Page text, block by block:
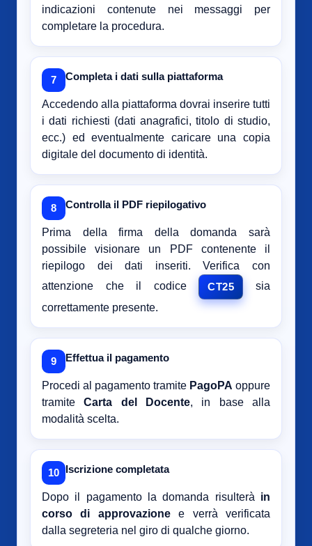
indicazioni contenute nei messaggi per
completare la procedura.
7 Completa i dati sulla piattaforma
Accedendo alla piattaforma dovrai inserire tutti
i dati richiesti (dati anagrafici, titolo di studio,
ecc.) ed eventualmente caricare una copia
digitale del documento di identità.
8 Controlla il PDF riepilogativo
Prima della firma della domanda sarà
possibile visionare un PDF contenente il
riepilogo dei dati inseriti. Verifica con
attenzione che il codice
CT25
sia
correttamente presente.
9 Effettua il pagamento
Procedi al pagamento tramite PagoPA oppure
tramiteCarta del Docente, in base alla
modalità scelta.
10 Iscrizione completata
Dopo il pagamento la domanda risulterà in
corso di approvazionee verrà verificata
dalla segreteria nel giro di qualche giorno.